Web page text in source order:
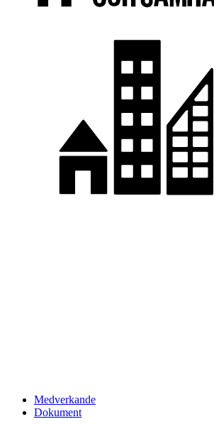
Medverkande
Dokument